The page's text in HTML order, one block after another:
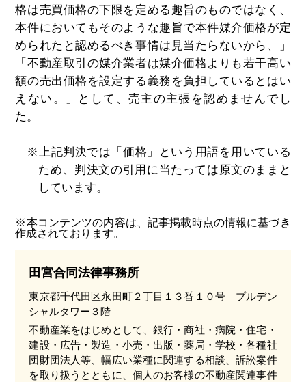
格は売買価格の下限を定める趣旨のものではなく、
本件においてもそのような趣旨で本件媒介価格が定
められたと認めるべき事情は見当たらないから、」
「不動産取引の媒介業者は媒介価格よりも若干高い
額の売出価格を設定する義務を負担しているとはい
えない。」として、売主の主張を認めませんでし
た。
※上記判決では「価格」という用語を用いている
ため、判決文の引用に当たっては原文のままと
しています。
※本コンテンツの内容は、記事掲載時点の情報に基づき
作成されております。
田宮合同法律事務所
東京都千代田区永田町２丁目１３番１０号 プルデン
シャルタワー３階
不動産業をはじめとして、銀行・商社・病院・住宅・
建設・広告・製造・小売・出版・薬局・学校・各種社
団財団法人等、幅広い業種に関連する相談、訴訟案件
を取り扱うとともに、個人のお客様の不動産関連事件